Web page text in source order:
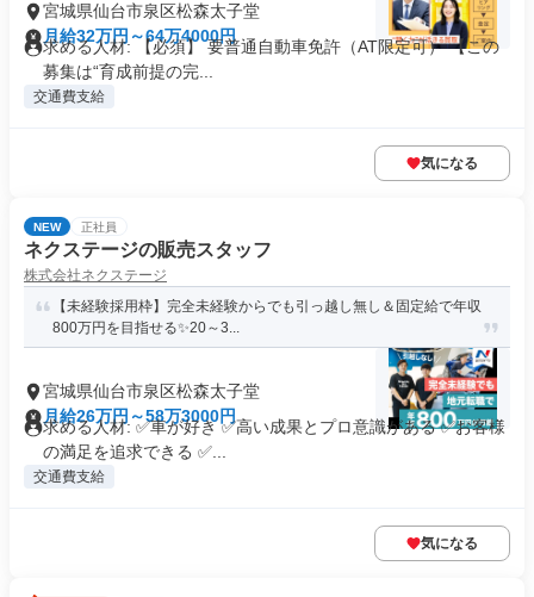
宮城県仙台市泉区松森太子堂
月給32万円～64万4000円
求める人材: 【必須】 要普通自動車免許（AT限定可） 【この
募集は“育成前提の完...
交通費支給
気になる
NEW 正社員
ネクステージの販売スタッフ
株式会社ネクステージ
【未経験採用枠】完全未経験からでも引っ越し無し＆固定給で年収
800万円を目指せる✨20～3...
宮城県仙台市泉区松森太子堂
月給26万円～58万3000円
求める人材: ✅車が好き ✅高い成果とプロ意識がある ✅お客様
の満足を追求できる ✅...
交通費支給
気になる